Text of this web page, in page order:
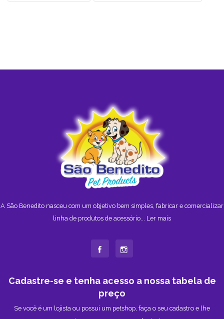
A São Benedito nasceu com um objetivo bem simples, fabricar e comercializar
linha de produtos de acessório... Ler mais
Cadastre-se e tenha acesso a nossa tabela de
preço
Se você é um lojista ou possui um petshop, faça o seu cadastro e lhe